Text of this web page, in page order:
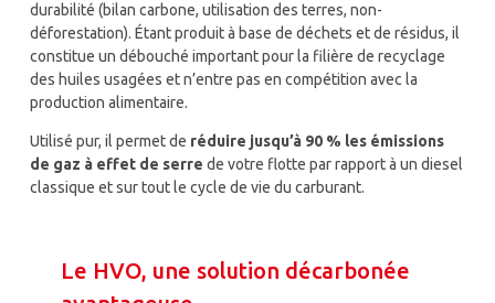
durabilité (bilan carbone, utilisation des terres, non-
déforestation). Étantproduit à base de déchets et de résidus, il
constitue un débouché important pour la filière de recyclage
des huiles usagées et n’entre pas en compétition avec la
production alimentaire.
Utilisé pur, il permet de réduire jusqu’à 90 % les émissions
de gaz à effet de serre de votre flotte par rapport à un diesel
classique et sur tout le cycle de vie du carburant.
Le HVO, une solution décarbonée